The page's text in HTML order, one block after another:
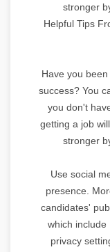
stronger
Helpful Tips
Have you
success? You
you don't
getting a job
stronger
Use social
presence.
candidates'
which include
privacy